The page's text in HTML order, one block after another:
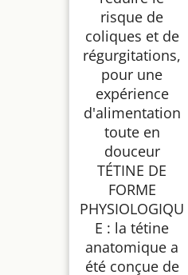
risque de
coliques et de
régurgitations,
pour une
expérience
d'alimentation
toute en
douceur
TÉTINE DE
FORME
PHYSIOLOGIQU
E : la tétine
anatomique a
été conçue de